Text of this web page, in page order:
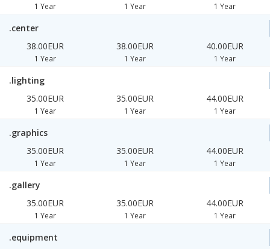
1 Year 1 Year 1 Year
.center
38.00EUR
1 Year
38.00EUR
1 Year
40.00EUR
1 Year
.lighting
35.00EUR
1 Year
35.00EUR
1 Year
44.00EUR
1 Year
.graphics
35.00EUR
1 Year
35.00EUR
1 Year
44.00EUR
1 Year
.gallery
35.00EUR
1 Year
35.00EUR
1 Year
44.00EUR
1 Year
.equipment